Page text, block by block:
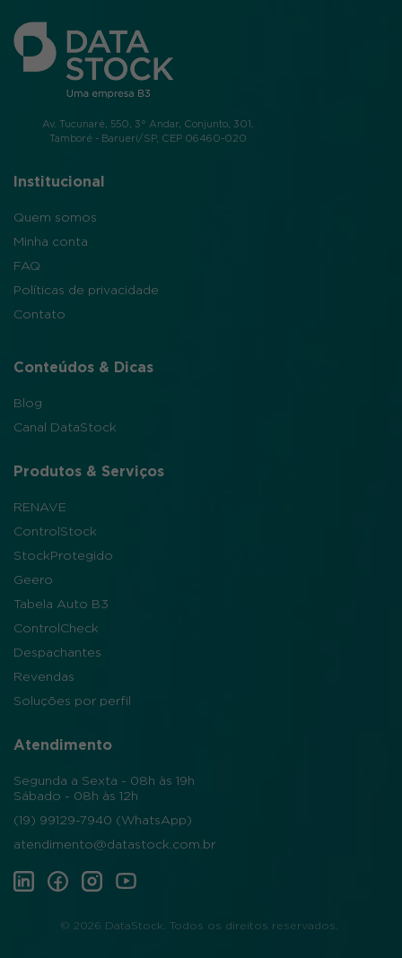
Av. Tucunaré, 550, 3° Andar, Conjunto, 301.
Tamboré - Barueri/SP, CEP 06460-020
Institucional
Quem somos
Minha conta
FAQ
Políticas de privacidade
Contato
Conteúdos & Dicas
Blog
Canal DataStock
Produtos & Serviços
RENAVE
ControlStock
StockProtegido
Geero
Tabela Auto B3
ControlCheck
Despachantes
Revendas
Soluções por perfil
Atendimento
Segunda a Sexta - 08h às 19h
Sábado - 08h às 12h
(19) 99129-7940 (WhatsApp)
atendimento@datastock.com.br
© 2026 DataStock. Todos os direitos reservados.